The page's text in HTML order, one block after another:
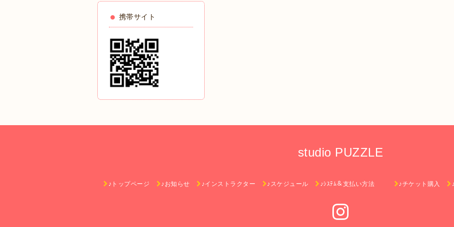
携帯サイト
studio PUZZLE
♪トップページ ♪お知らせ ♪インストラクター ♪スケジュール ♪ｼｽﾃﾑ＆支払い方法 ♪チケット購入